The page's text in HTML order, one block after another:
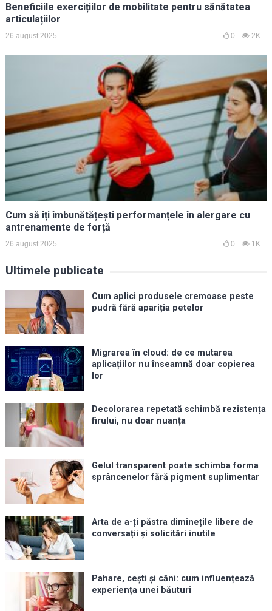
Beneficiile exercițiilor de mobilitate pentru sănătatea
articulațiilor
26 august 2025 0 2K
Cum să îți îmbunătățești performanțele în alergare cu
antrenamente de forță
26 august 2025 0 1K
Ultimele publicate
Cum aplici produsele cremoase peste
pudră fără apariția petelor
Migrarea în cloud: de ce mutarea
aplicațiilor nu înseamnă doar copierea
lor
Decolorarea repetată schimbă rezistența
firului, nu doar nuanța
Gelul transparent poate schimba forma
sprâncenelor fără pigment suplimentar
Arta de a-ți păstra diminețile libere de
conversații și solicitări inutile
Pahare, cești și căni: cum influențează
experiența unei băuturi